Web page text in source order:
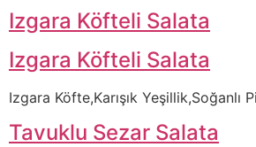
Izgara Köfteli Salata
Izgara Köfteli Salata
Izgara Köfte,Karışık Yeşillik,Soğanlı
Tavuklu Sezar Salata